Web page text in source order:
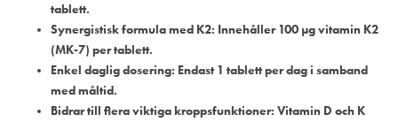
tablett.
Synergistisk formula med K2: Innehåller 100 µg vitamin K2
(MK-7) per tablett.
Enkel daglig dosering: Endast 1 tablett per dag i samband
med måltid.
Bidrar till flera viktiga kroppsfunktioner: Vitamin D och K